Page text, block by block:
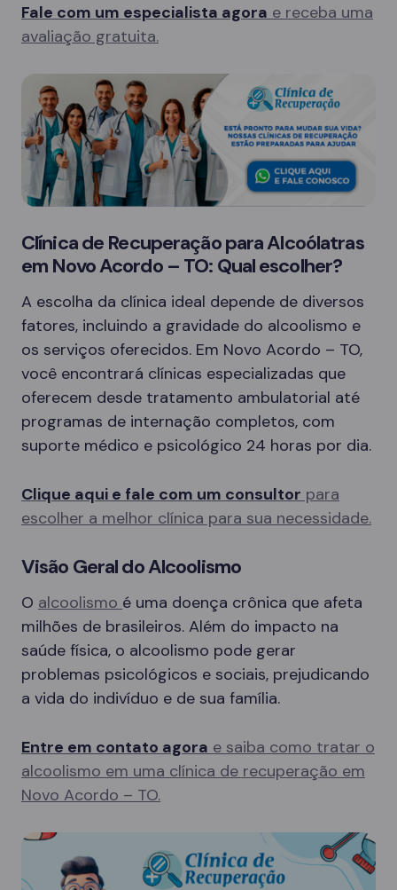
Fale com um especialista agora e receba uma
avaliação gratuita.
Clínica de Recuperação para Alcoólatras
em Novo Acordo – TO: Qual escolher?
A escolha da clínica ideal depende de diversos
fatores, incluindo a gravidade do alcoolismo e
os serviços oferecidos. Em Novo Acordo – TO,
você encontrará clínicas especializadas que
oferecem desde tratamento ambulatorial até
programas de internação completos, com
suporte médico e psicológico 24 horas por dia.
Clique aqui e fale com um consultor para
escolher a melhor clínica para sua necessidade.
Visão Geral do Alcoolismo
O alcoolismo é uma doença crônica que afeta
milhões de brasileiros. Além do impacto na
saúde física, o alcoolismo pode gerar
problemas psicológicos e sociais, prejudicando
a vida do indivíduo e de sua família.
Entre em contato agora e saiba como tratar o
alcoolismo em uma clínica de recuperação em
Novo Acordo – TO.